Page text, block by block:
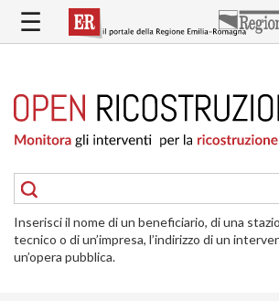
contenuto
RICOSTRUZIONE
PUBBLICA
DELLE
ABITAZIONI
RICOSTRUZIONE
ATTIVITÀ
☰
Inserisci il nome di un beneficiario, di una
tecnico o di un’impresa, l’indirizzo di un
un’opera pubblica.